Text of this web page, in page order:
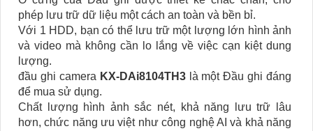
phép lưu trữ dữ liệu một cách an toàn và bền bỉ.
Với 1 HDD, bạn có thể lưu trữ một lượng lớn hình ảnh
và video mà không cần lo lắng về việc cạn kiệt dung
lượng.
đầu ghi camera KX-DAi8104TH3là một Đầu ghi đáng
để mua sử dụng.
Chất lượng hình ảnh sắc nét, khả năng lưu trữ lâu
hơn, chức năng ưu việt như công nghệ AI và khả năng